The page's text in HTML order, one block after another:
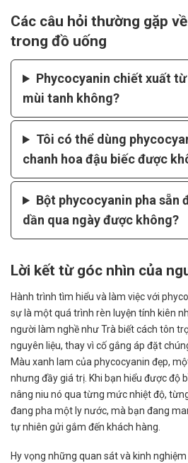
Các câu hỏi thường gặp
trong đồ uống
Phycocyanin chiết xuất
mùi tanh không?
Tôi có thể dùng
chanh hoa đậu biếc được
Bột phycocyanin pha sẵn
dần qua ngày được không?
Lời kết từ góc nhìn của
Hành trình tìm hiểu và làm việc với
sự là một quá trình rèn luyện tính kiên
người làm nghề như Trà biết cách tôn
nguyên liệu, thay vì cố gắng áp đặt
Màu xanh lam của phycocyanin đẹp,
nhưng đầy giá trị. Khi bạn hiểu được độ
nâng niu nó qua từng mức nhiệt độ,
đang pha một ly nước, mà bạn đang
tự nhiên gửi gắm đến khách hàng.
Hy vọng những quan sát và kinh